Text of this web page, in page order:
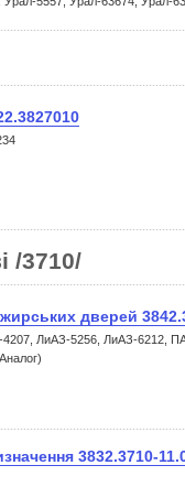
/3710/
дверей
4207, ЛиАЗ-5256, ЛиАЗ-6212,
3832.3710-